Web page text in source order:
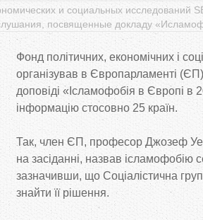
и социальных исследований
посвященные докладу
Фонд політичних, економічних і
організував в Європарламенті
доповіді « Ісламофобія в Європі в
інформацію стосовно 25 країн.
Так, член ЄП, професор Джозеф
на засіданні, назвав
зазначивши, що Соціалістична
знайти її рішення.